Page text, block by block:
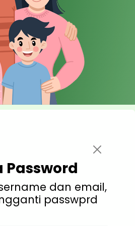
Password
dan email,
passwprd